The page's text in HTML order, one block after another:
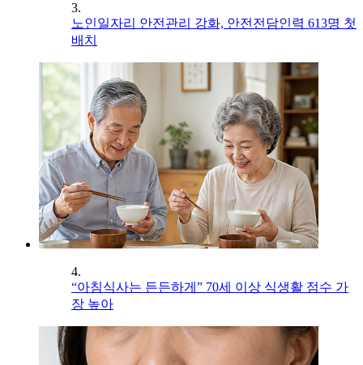
3.
노인일자리 안전관리 강화, 안전전담인력 613명 첫
배치
4.
“아침식사는 든든하게” 70세 이상 식생활 점수 가
장 높아